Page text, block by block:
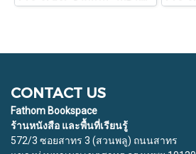
CONTACT US
Fathom Bookspace
ร้านหนังสือ และพื้นที่เรียนรู้
572/3 ซอยสาทร 3 (สวนพลู) ถนนสาทร